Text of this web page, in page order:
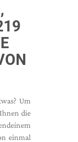
Um
die
einmal